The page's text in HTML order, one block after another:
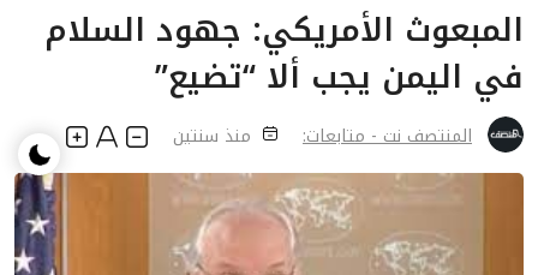
المبعوث الأمريكي: جهود السلام
في اليمن يجب ألا “تضيع”
المنتصف نت - متابعات: منذ سنتين